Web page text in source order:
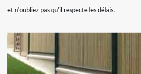
et n'oubliez pas qu'il respecte les délais.